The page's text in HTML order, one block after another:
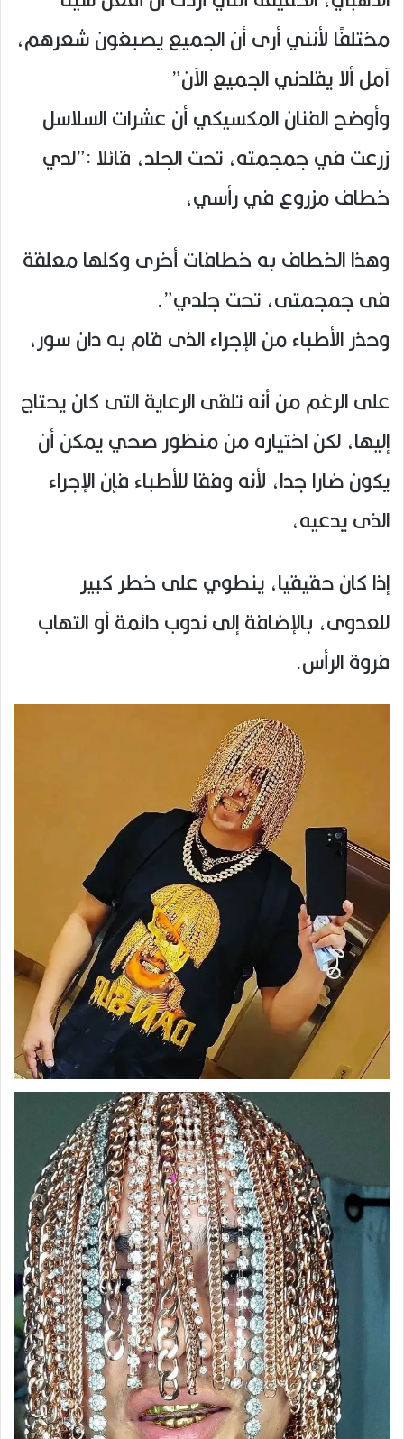
مختلفًا لأنني أرى أن الجميع يصبغون شعرهم،
آمل ألا يقلدني الجميع الآن”
وأوضح الفنان المكسيكي أن عشرات السلاسل
زرعت في جمجمته، تحت الجلد، قائلا :”لدي
خطاف مزروع في رأسي،
وهذا الخطاف به خطافات أخرى وكلها معلقة
فى جمجمتى، تحت جلدي”.
وحذر الأطباء من الإجراء الذى قام به دان سور،
على الرغم من أنه تلقى الرعاية التى كان يحتاج
إليها، لكن اختياره من منظور صحي يمكن أن
يكون ضارا جدا، لأنه وفقا للأطباء فإن الإجراء
الذى يدعيه،
إذا كان حقيقيا، ينطوي على خطر كبير
للعدوى، بالإضافة إلى ندوب دائمة أو التهاب
فروة الرأس.